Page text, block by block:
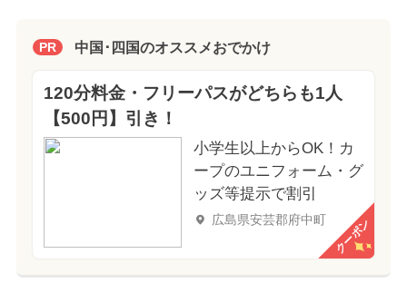
PR 中国･四国のオススメおでかけ
120分料金・フリーパスがどちらも1人
【500円】引き！
小学生以上からOK！カ
ープのユニフォーム・グ
ッズ等提示で割引
広島県安芸郡府中町 クーポン